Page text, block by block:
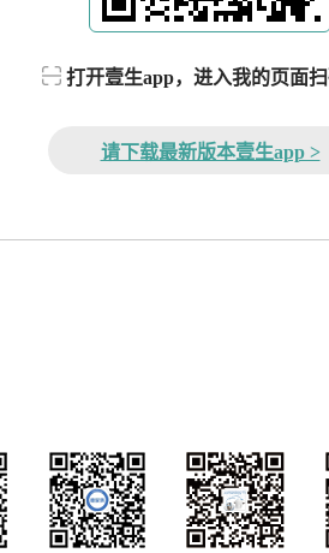
打开壹生app，进入我的页面
请下载最新版本壹生app >